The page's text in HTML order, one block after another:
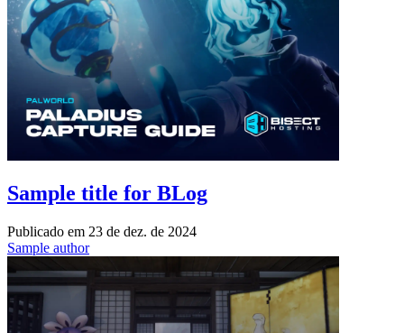
Sample title for BLog
Publicado em 23 de dez. de 2024
Sample author